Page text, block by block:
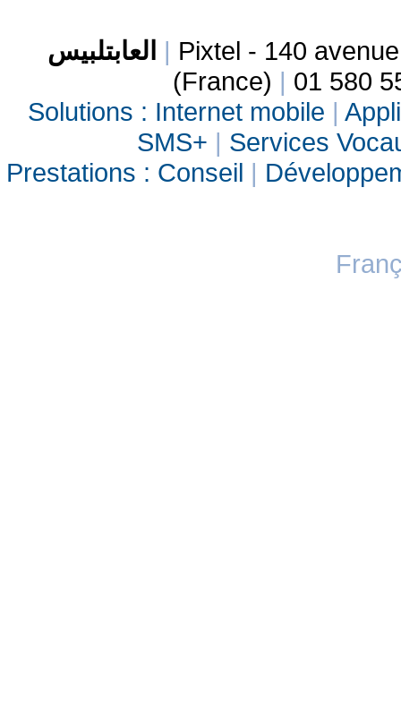
العابتلبيس | Pixtel - 140
(France) | 01 580
Solutions : Internet mobile |
SMS+ | Services
Prestations : Conseil |